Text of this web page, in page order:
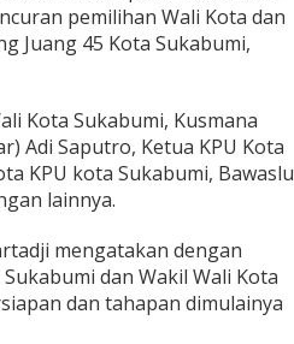
pemilihan Wali Kota dan
Juang 45 Kota Sukabumi,
Kota Sukabumi, Kusmana
Adi Saputro, Ketua KPU Kota
KPU kota Sukabumi, Bawaslu
lainnya.
mengatakan dengan
dan Wakil Wali Kota
dan tahapan dimulainya